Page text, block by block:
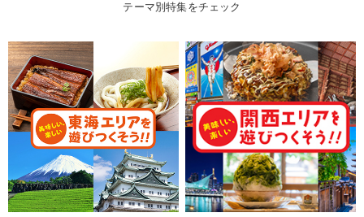
テーマ別特集をチェック